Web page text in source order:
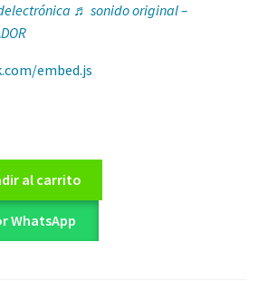
♬ sonido original –
embed.js
al carrito
WhatsApp